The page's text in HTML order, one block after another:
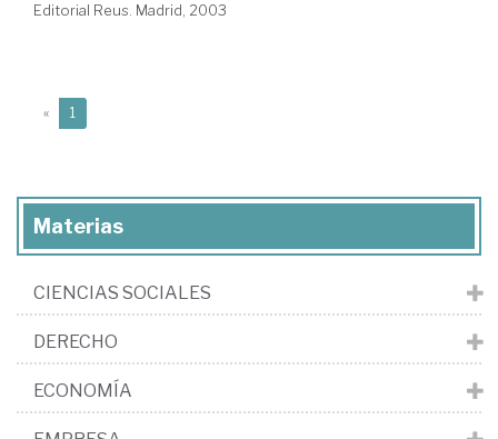
Editorial Reus. Madrid, 2003
« 1
Materias
CIENCIAS SOCIALES
DERECHO
ECONOMÍA